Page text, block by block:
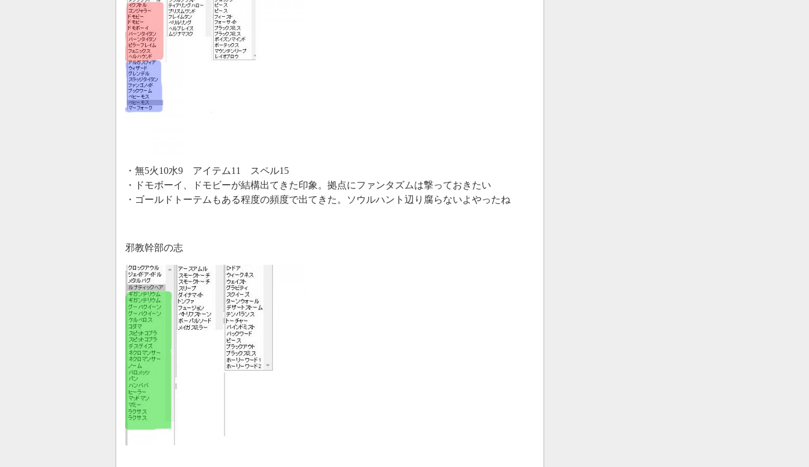
・無5火10水9 アイテム11 スペル15
・ドモボーイ、ドモビーが結構出てきた印象。拠点にファンタズムは撃っておきたい
・ゴールドトーテムもある程度の頻度で出てきた。ソウルハント辺り腐らないよやったね
邪教幹部の志